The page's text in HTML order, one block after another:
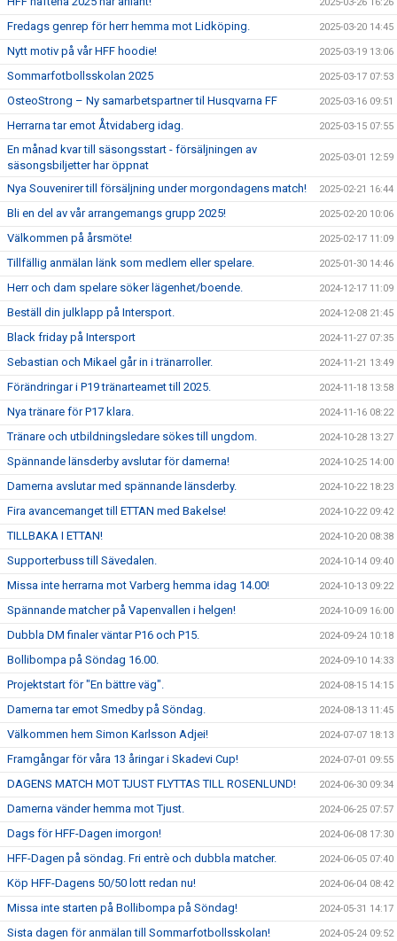
Fredags genrep för herr hemma mot Lidköping. 2025-03-20 14:45
Nytt motiv på vår HFF hoodie! 2025-03-19 13:06
Sommarfotbollsskolan 2025 2025-03-17 07:53
OsteoStrong – Ny samarbetspartner til Husqvarna FF 2025-03-16 09:51
Herrarna tar emot Åtvidaberg idag. 2025-03-15 07:55
En månad kvar till säsongsstart - försäljningen av
säsongsbiljetter har öppnat
2025-03-01 12:59
Nya Souvenirer till försäljning under morgondagens match! 2025-02-21 16:44
Bli en del av vår arrangemangs grupp 2025! 2025-02-20 10:06
Välkommen på årsmöte! 2025-02-17 11:09
Tillfällig anmälan länk som medlem eller spelare. 2025-01-30 14:46
Herr och dam spelare söker lägenhet/boende. 2024-12-17 11:09
Beställ din julklapp på Intersport. 2024-12-08 21:45
Black friday på Intersport 2024-11-27 07:35
Sebastian och Mikael går in i tränarroller. 2024-11-21 13:49
Förändringar i P19 tränarteamet till 2025. 2024-11-18 13:58
Nya tränare för P17 klara. 2024-11-16 08:22
Tränare och utbildningsledare sökes till ungdom. 2024-10-28 13:27
Spännande länsderby avslutar för damerna! 2024-10-25 14:00
Damerna avslutar med spännande länsderby. 2024-10-22 18:23
Fira avancemanget till ETTAN med Bakelse! 2024-10-22 09:42
TILLBAKA I ETTAN! 2024-10-20 08:38
Supporterbuss till Sävedalen. 2024-10-14 09:40
Missa inte herrarna mot Varberg hemma idag 14.00! 2024-10-13 09:22
Spännande matcher på Vapenvallen i helgen! 2024-10-09 16:00
Dubbla DM finaler väntar P16 och P15. 2024-09-24 10:18
Bollibompa på Söndag 16.00. 2024-09-10 14:33
Projektstart för "En bättre väg". 2024-08-15 14:15
Damerna tar emot Smedby på Söndag. 2024-08-13 11:45
Välkommen hem Simon Karlsson Adjei! 2024-07-07 18:13
Framgångar för våra 13 åringar i Skadevi Cup! 2024-07-01 09:55
DAGENS MATCH MOT TJUST FLYTTAS TILL ROSENLUND! 2024-06-30 09:34
Damerna vänder hemma mot Tjust. 2024-06-25 07:57
Dags för HFF-Dagen imorgon! 2024-06-08 17:30
HFF-Dagen på söndag. Fri entrè och dubbla matcher. 2024-06-05 07:40
Köp HFF-Dagens 50/50 lott redan nu! 2024-06-04 08:42
Missa inte starten på Bollibompa på Söndag! 2024-05-31 14:17
Sista dagen för anmälan till Sommarfotbollsskolan! 2024-05-24 09:52